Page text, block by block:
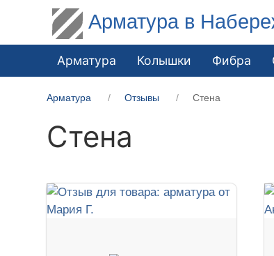
Арматура в
Арматура Колышки Фибра
Арматура Отзывы Стена
Стена